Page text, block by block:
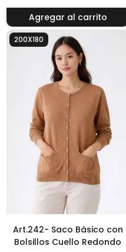
Agregar al carrito
200X180
Art.242- Saco Básico con
Bolsillos Cuello Redondo